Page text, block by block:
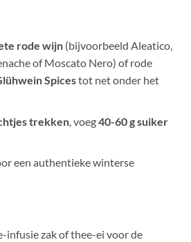
rode wijn(bijvoorbeeld Aleatico,
of Moscato Nero) of rode
Spicestot net onder het
trekken, voeg40-60 g suiker
een authentieke winterse
infusie zak of thee-ei voor de